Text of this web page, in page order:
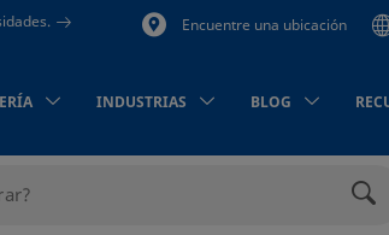
Encuentre una ubicación
INDUSTRIAS BLOG